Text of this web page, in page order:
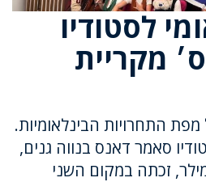
לסטודיו
מקריית
התחרויות הבינלאומיות.
סאמר דאנס בנווה גנים,
זכתה במקום השני